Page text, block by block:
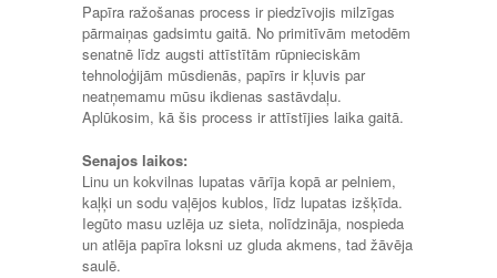
Papīra ražošanas process ir piedzīvojis milzīgas
pārmaiņas gadsimtu gaitā. No primitīvām metodēm
senatnē līdz augsti attīstītām rūpnieciskām
tehnoloģijām mūsdienās, papīrs ir kļuvis par
neatņemamu mūsu ikdienas sastāvdaļu.
Aplūkosim, kā šis process ir attīstījies laika gaitā.
Senajos laikos:
Linu un kokvilnas lupatas vārīja kopā ar pelniem,
kaļķi un sodu vaļējos kublos, līdz lupatas izšķīda.
Iegūto masu uzlēja uz sieta, nolīdzināja, nospieda
un atlēja papīra loksni uz gluda akmens, tad žāvēja
saulē.